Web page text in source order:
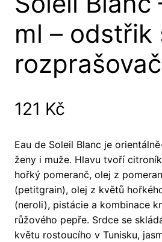
ml – odstřik
121 Kč
Eau de Soleil Blanc je
ženy i muže. Hlavu tvoří
hořký pomeranč, olej z
(petitgrain), olej z květů
(neroli), pistácie a kombinace
růžového pepře. Srdce se
květu rostoucího v Tunisku,